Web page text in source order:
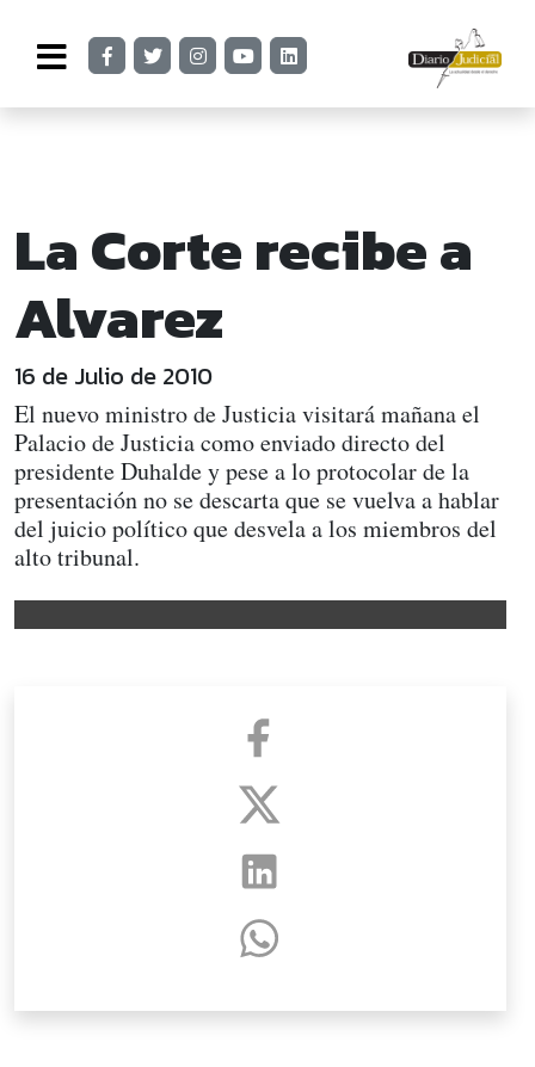
La Corte recibe a
Alvarez
16 de Julio de 2010
El nuevo ministro de Justicia visitará mañana el
Palacio de Justicia como enviado directo del
presidente Duhalde y pese a lo protocolar de la
presentación no se descarta que se vuelva a hablar
del juicio político que desvela a los miembros del
alto tribunal.